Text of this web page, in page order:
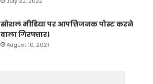
सोशल मीडिया पर आपत्तिजनक पोस्ट करने
वाला गिरफ्तार।
August 10, 2021